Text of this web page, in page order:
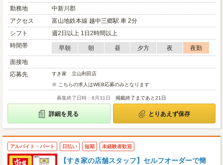
勤務地
中新川郡
アクセス
富山地鉄本線 越中三郷駅 車 2分
シフト
週2日以上 1日2時間以上
時間帯
早朝 朝 昼 夕方 夜
夜勤
面接地
応募先
すき家 立山利田店
※ こちらの求人はWEB応募のみとなります
募集終了日時：8月31日 掲載終了まであと21日
詳細を見る とりあえず保存
アルバイト・パート 日払い 短期 未経験者歓迎
【すき家の店舗スタッフ】セルフオーダーで簡